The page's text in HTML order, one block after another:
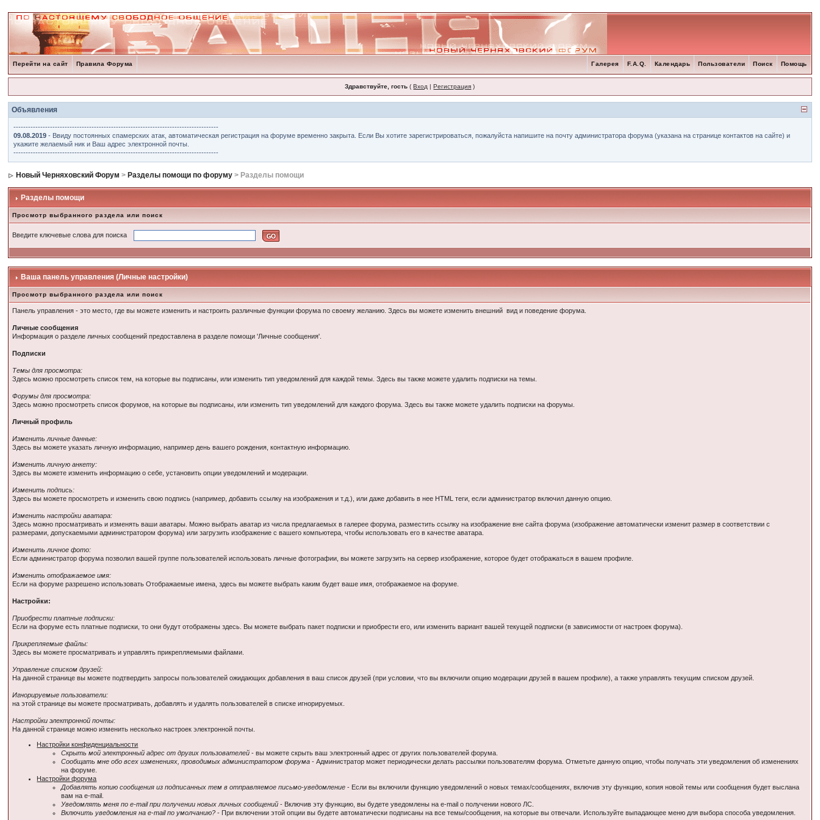
Перейти на сайт Правила Форума Помощь
Поиск
Пользователи
Календарь
F.A.Q.
Галерея
Здравствуйте, гость (Вход |Регистрация )
Объявления
------------------------------------------------------------------------------------
09.08.2019 - Ввиду постоянных спамерских атак, автоматическая регистрация на форуме временно закрыта. Если Вы хотите зарегистрироваться, пожалуйста напишите на почту администратора форума (указана на странице контактов на сайте) и
укажите желаемый ник и Ваш адрес электронной почты.
------------------------------------------------------------------------------------
Новый Черняховский Форум > Разделы помощи по форуму > Разделы помощи
Разделы помощи
Просмотр выбранного раздела или поиск
Введите ключевые слова для поиска
Ваша панель управления (Личные настройки)
Просмотр выбранного раздела или поиск
Панель управления - это место, где вы можете изменить и настроить различные функции форума по своему желанию. Здесь вы можете изменить внешний вид и поведение форума.
Личные сообщения
Информация о разделе личных сообщений предоставлена в разделе помощи 'Личные сообщения'.
Подписки
Темы для просмотра:
Здесь можно просмотреть список тем, на которые вы подписаны, или изменить тип уведомлений для каждой темы. Здесь вы также можете удалить подписки на темы.
Форумы для просмотра:
Здесь можно просмотреть список форумов, на которые вы подписаны, или изменить тип уведомлений для каждого форума. Здесь вы также можете удалить подписки на форумы.
Личный профиль
Изменить личные данные:
Здесь вы можете указать личную информацию, например день вашего рождения, контактную информацию.
Изменить личную анкету:
Здесь вы можете изменить информацию о себе, установить опции уведомлений и модерации.
Изменить подпись:
Здесь вы можете просмотреть и изменить свою подпись (например, добавить ссылку на изображения и т.д.), или даже добавить в нее HTML теги, если администратор включил данную опцию.
Изменить настройки аватара:
Здесь можно просматривать и изменять ваши аватары. Можно выбрать аватар из числа предлагаемых в галерее форума, разместить ссылку на изображение вне сайта форума (изображение автоматически изменит размер в соответствии с
размерами, допускаемыми администратором форума) или загрузить изображение с вашего компьютера, чтобы использовать его в качестве аватара.
Изменить личное фото:
Если администратор форума позволил вашей группе пользователей использовать личные фотографии, вы можете загрузить на сервер изображение, которое будет отображаться в вашем профиле.
Изменить отображаемое имя:
Если на форуме разрешено использовать Отображаемые имена, здесь вы можете выбрать каким будет ваше имя, отображаемое на форуме.
Настройки:
Приобрести платные подписки:
Если на форуме есть платные подписки, то они будут отображены здесь. Вы можете выбрать пакет подписки и приобрести его, или изменить вариант вашей текущей подписки (в зависимости от настроек форума).
Прикрепляемые файлы:
Здесь вы можете просматривать и управлять прикрепляемыми файлами.
Управление списком друзей:
На данной странице вы можете подтвердить запросы пользователей ожидающих добавления в ваш список друзей (при условии, что вы включили опцию модерации друзей в вашем профиле), а также управлять текущим списком друзей.
Игнорируемые пользователи:
на этой странице вы можете просматривать, добавлять и удалять пользователей в списке игнорируемых.
Настройки электронной почты:
На данной странице можно изменить несколько настроек электронной почты.
Настройки конфиденциальности
Скрыть мой электронный адрес от других пользователей - вы можете скрыть ваш электронный адрес от других пользователей форума.
Сообщать мне обо всех изменениях, проводимых администратором форума - Администратор может периодически делать рассылки пользователям форума. Отметьте данную опцию, чтобы получать эти уведомления об изменениях
на форуме.
Настройки форума
Добавлять копию сообщения из подписанных тем в отправляемое письмо-уведомление - Если вы включили функцию уведомлений о новых темах/сообщениях, включив эту функцию, копия новой темы или сообщения будет выслана
вам на e-mail.
Уведомлять меня по e-mail при получении новых личных сообщений - Включив эту функцию, вы будете уведомлены на e-mail о получении нового ЛС.
Включить уведомления на e-mail по умолчанию? - При включении этой опции вы будете автоматически подписаны на все темы/сообщения, на которые вы отвечали. Используйте выпадающее меню для выбора способа уведомления.